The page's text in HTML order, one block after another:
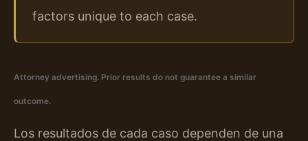
factors unique to each case.
Attorney advertising. Prior results do not guarantee a similar
outcome.
Los resultados de cada caso dependen de una